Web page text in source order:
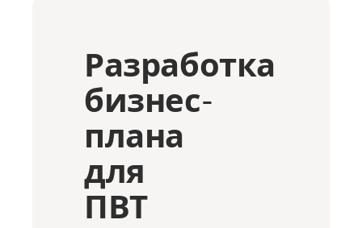
Разработка
бизнес-
плана
для
ПВТ